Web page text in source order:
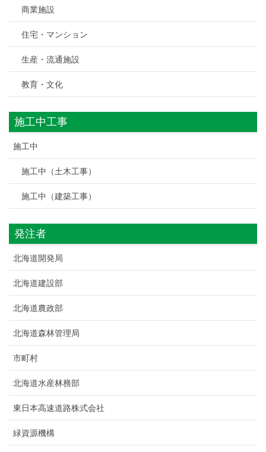
商業施設
住宅・マンション
生産・流通施設
教育・文化
施工中工事
施工中
施工中（土木工事）
施工中（建築工事）
発注者
北海道開発局
北海道建設部
北海道農政部
北海道森林管理局
市町村
北海道水産林務部
東日本高速道路株式会社
緑資源機構